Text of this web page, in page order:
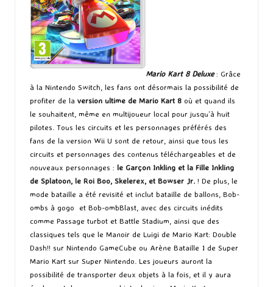
Mario Kart 8 Deluxe: Grâce
à la Nintendo Switch, les fans ont désormais la possibilité de
profiter de la version ultime de Mario Kart 8 où et quand ils
le souhaitent, même en multijoueur local pour jusqu’à huit
pilotes. Tous les circuits et les personnages préférés des
fans de la version Wii U sont de retour, ainsi que tous les
circuits et personnages des contenus téléchargeables et de
nouveaux personnages : le Garçon Inkling et la Fille Inkling
de Splatoon, le Roi Boo, Skelerex, et Bowser Jr. ! De plus, le
mode bataille a été revisité et inclut bataille de ballons, Bob-
ombs à gogo et Bob-ombBlast, avec des circuits inédits
comme Passage turbot et Battle Stadium, ainsi que des
classiques tels que le Manoir de Luigi de Mario Kart: Double
Dash!! sur Nintendo GameCube ou Arène Bataille 1 de Super
Mario Kart sur Super Nintendo. Les joueurs auront la
possibilité de transporter deux objets à la fois, et il y aura